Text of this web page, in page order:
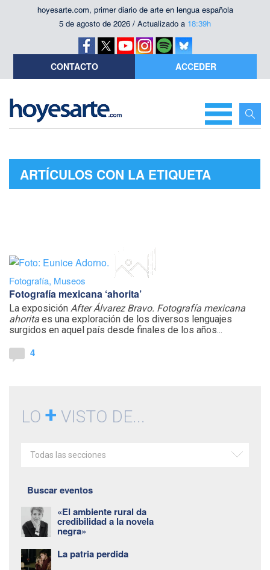
hoyesarte.com, primer diario de arte en lengua española
5 de agosto de 2026 / Actualizado a 18:39h
CONTACTO ACCEDER
ARTÍCULOS CON LA ETIQUETA
Fotografía, Museos
Fotografía mexicana ‘ahorita’
La exposición After Álvarez Bravo. Fotografía mexicana
ahorita es una exploración de los diversos lenguajes
surgidos en aquel país desde finales de los años...
4
LO + VISTO DE...
Todas las secciones
Buscar eventos
«El ambiente rural da
credibilidad a la novela
negra»
La patria perdida